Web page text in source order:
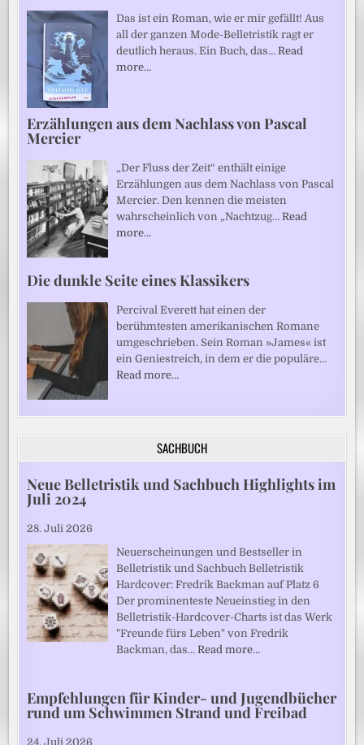
Das ist ein Roman, wie er mir gefällt! Aus
all der ganzen Mode-Belletristik ragt er
deutlich heraus. Ein Buch, das…Read
more…
Erzählungen aus dem Nachlass von Pascal
Mercier
„Der Fluss der Zeit“ enthält einige
Erzählungen aus dem Nachlass von Pascal
Mercier. Den kennen die meisten
wahrscheinlich von „Nachtzug…Read
more…
Die dunkle Seite eines Klassikers
Percival Everett hat einen der
berühmtesten amerikanischen Romane
umgeschrieben. Sein Roman »James« ist
ein Geniestreich, in dem er die populäre…
Read more…
SACHBUCH
Neue Belletristik und Sachbuch Highlights im
Juli 2024
28. Juli 2026
Neuerscheinungen und Bestseller in
Belletristik und Sachbuch Belletristik
Hardcover: Fredrik Backman auf Platz 6
Der prominenteste Neueinstieg in den
Belletristik-Hardcover-Charts ist das Werk
"Freunde fürs Leben" von Fredrik
Backman, das…Read more…
Empfehlungen für Kinder- und Jugendbücher
rund um Schwimmen Strand und Freibad
24. Juli 2026